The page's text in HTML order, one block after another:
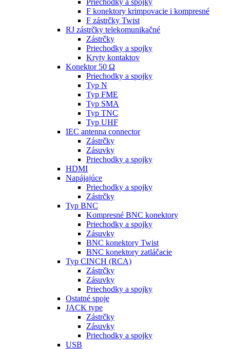
Priechodky a spojky
F konektory krimpovacie i kompresné
F zástrčky Twist
RJ zástrčky telekomunikačné
Zástrčky
Priechodky a spojky
Kryty kontaktov
Konektor 50 Ω
Priechodky a spojky
Typ N
Typ FME
Typ SMA
Typ TNC
Typ UHF
IEC antenna connector
Zástrčky
Zásuvky
Priechodky a spojky
HDMI
Napájajúce
Priechodky a spojky
Zástrčky
Typ BNC
Kompresné BNC konektory
Priechodky a spojky
Zásuvky
BNC konektory Twist
BNC konektory zatláčacie
Typ CINCH (RCA)
Zástrčky
Zásuvky
Priechodky a spojky
Ostatné spoje
JACK type
Zástrčky
Zásuvky
Priechodky a spojky
USB